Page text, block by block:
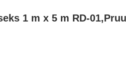
1 m x 5 m RD-